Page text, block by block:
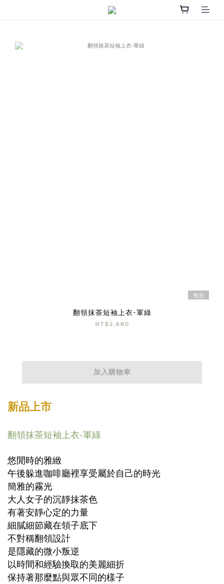
售完
翻領抹茶短袖上衣-軍綠
NT$2,680
加入購物車
新品上市
翻領抹茶短袖上衣-軍綠
悠閒時的雅緻
午後躲進咖啡廳裡享受屬於自己的時光
簡雅的霧光
大人女子的沉靜抹茶色
有著安靜心定的力量
細膩細節藏在領子底下
不對稱翻領設計
是隱藏的微小叛逆
以時間和經驗換取的美麗細折
保持著那麼點與眾不同的樣子